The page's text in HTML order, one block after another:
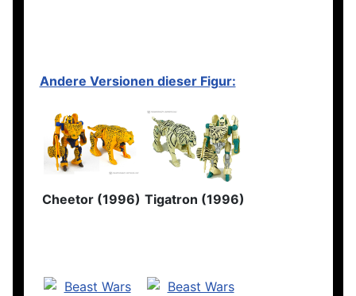
Andere Versionen dieser Figur:
Cheetor (1996) Tigatron (1996)